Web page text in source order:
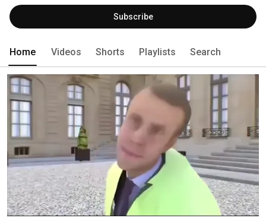
Subscribe
Home Videos Shorts Playlists Search